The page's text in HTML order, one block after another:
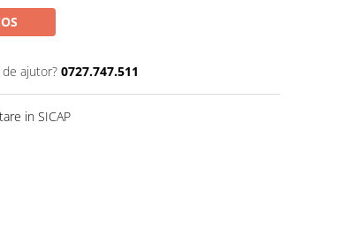
ajutor? 0727.747.511
in SICAP